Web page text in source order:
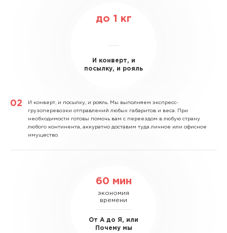
до 1 кг
И конверт, и
посылку, и рояль
И конверт, и посылку, и рояль. Мы выполняем экспресс-
грузоперевозки отправлений любых габаритов и веса. При
необходимости готовы помочь вам с переездом в любую страну
любого континента, аккуратно доставим туда личное или офисное
имущество.
60 мин
экономия
времени
От А до Я, или
Почему мы